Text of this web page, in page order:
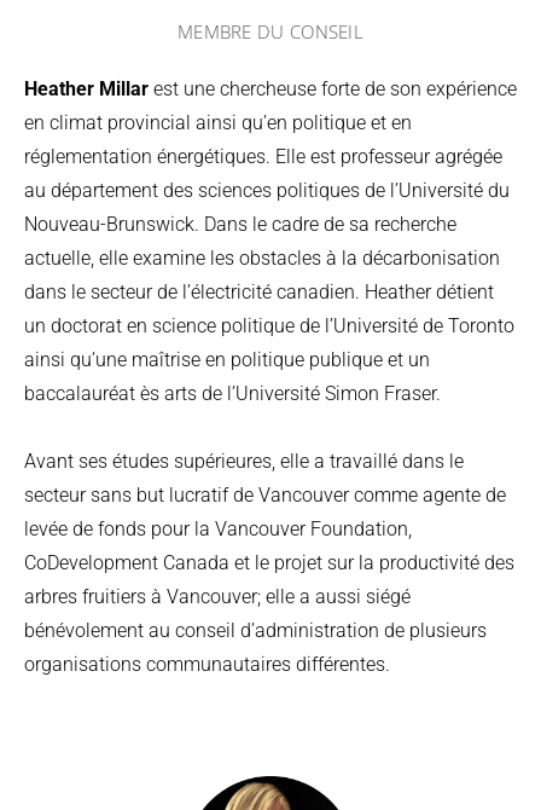
MEMBRE DU CONSEIL
Heather Millar est une chercheuse forte de son expérience
en climat provincial ainsi qu’en politique et en
réglementation énergétiques. Elle est professeur agrégée
au département des sciences politiques de l’Université du
Nouveau-Brunswick. Dans le cadre de sa recherche
actuelle, elle examine les obstacles à la décarbonisation
dans le secteur de l’électricité canadien. Heather détient
un doctorat en science politique de l’Université de Toronto
ainsi qu’une maîtrise en politique publique et un
baccalauréat ès arts de l’Université Simon Fraser.
Avant ses études supérieures, elle a travaillé dans le
secteur sans but lucratif de Vancouver comme agente de
levée de fonds pour la Vancouver Foundation,
CoDevelopment Canada et le projet sur la productivité des
arbres fruitiers à Vancouver; elle a aussi siégé
bénévolement au conseil d’administration de plusieurs
organisations communautaires différentes.